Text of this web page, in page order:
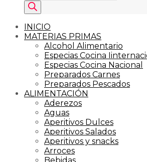
de
productos
INICIO
MATERIAS PRIMAS
Alcohol Alimentario
Especias Cocina
Especias Cocina Nacional
Preparados Carnes
Preparados Pescados
ALIMENTACIÓN
Aderezos
Aguas
Aperitivos Dulces
Aperitivos Salados
Aperitivos y snacks
Arroces
Bebidas